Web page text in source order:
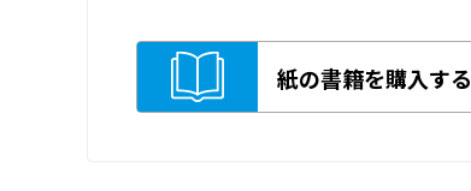
紙の書籍を購入する